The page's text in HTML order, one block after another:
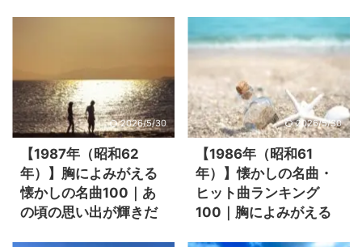
2026/5/30
【1987年（昭和62
年）】胸によみがえる
懐かしの名曲100｜あ
の頃の思い出が輝きだ
2026/5/30
【1986年（昭和61
年）】懐かしの名曲・
ヒット曲ランキング
100｜胸によみがえる